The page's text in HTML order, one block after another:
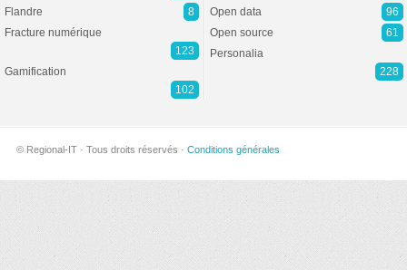
Flandre
8
Fracture numérique
123
Gamification
102
Open data
96
Open source
61
Personalia
228
© Regional-IT · Tous droits réservés · Conditions générales